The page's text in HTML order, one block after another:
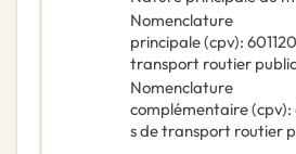
Nomenclature
principale(cpv):
transport routier public
Nomenclature
complémentaire(cpv):
s de transport routier